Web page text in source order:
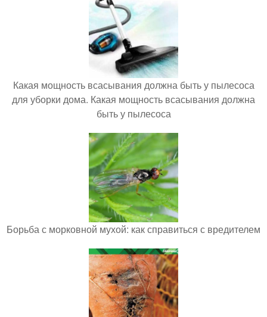
Какая мощность всасывания должна быть у пылесоса
для уборки дома. Какая мощность всасывания должна
быть у пылесоса
Борьба с морковной мухой: как справиться с вредителем